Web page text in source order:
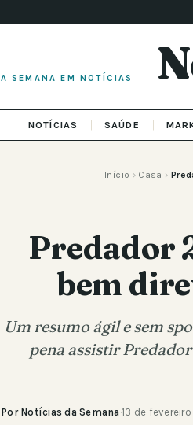
A SEMANA EM NOTÍCIAS
NOTÍCIAS SAÚDE
Início › Casa ›
Predador
bem
Um resumo ágil e sem
pena assistir
Por Notícias da Semana ·13 de